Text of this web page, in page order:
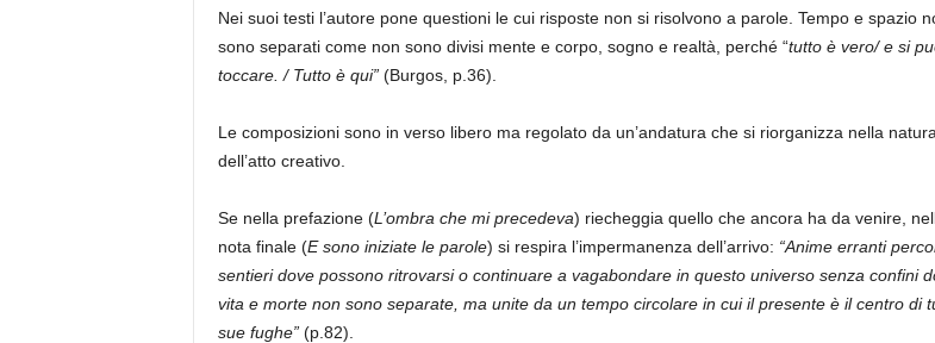
Nei suoi testi l’autore pone questioni le cui risposte non si risolvono a parole. Tempo e spazio
sono separati come non sono divisi mente e corpo, sogno e realtà, perché “tutto è vero/ e si
toccare. / Tutto è qui”(Burgos, p.36).
Le composizioni sono in verso libero ma regolato da un’andatura che si riorganizza nella
dell’atto creativo.
Se nella prefazione (L’ombra che mi precedeva) riecheggia quello che ancora ha da venire,
nota finale (E sono iniziate le parole) si respira l’impermanenza dell’arrivo: “Anime erranti
sentieri dove possono ritrovarsi o continuare a vagabondare in questo universo senza confini
vita e morte non sono separate, ma unite da un tempo circolare in cui il presente è il centro di
sue fughe” (p.82).